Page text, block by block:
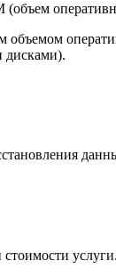
дисками).